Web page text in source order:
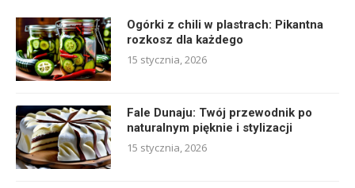
Ogórki z chili w plastrach: Pikantna
rozkosz dla każdego
15 stycznia, 2026
Fale Dunaju: Twój przewodnik po
naturalnym pięknie i stylizacji
15 stycznia, 2026